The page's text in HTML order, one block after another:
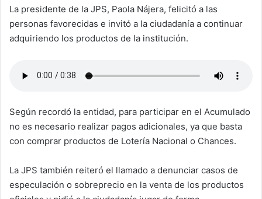
La presidente de la JPS, Paola Nájera, felicitó a las
personas favorecidas e invitó a la ciudadanía a continuar
adquiriendo los productos de la institución.
Según recordó la entidad, para participar en el Acumulado
no es necesario realizar pagos adicionales, ya que basta
con comprar productos de Lotería Nacional o Chances.
La JPS también reiteró el llamado a denunciar casos de
especulación o sobreprecio en la venta de los productos